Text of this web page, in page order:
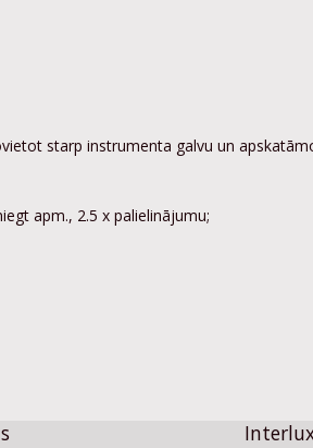
starp instrumenta galvu un
apm., 2.5 x palielinājumu;